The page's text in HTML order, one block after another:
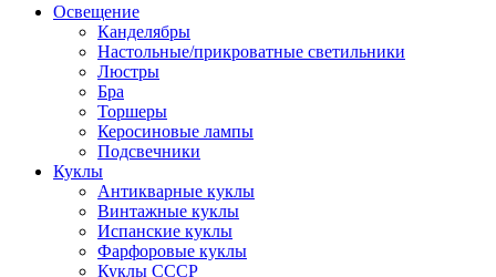
Освещение
Канделябры
Настольные/прикроватные светильники
Люстры
Бра
Торшеры
Керосиновые лампы
Подсвечники
Куклы
Антикварные куклы
Винтажные куклы
Испанские куклы
Фарфоровые куклы
Куклы СССР